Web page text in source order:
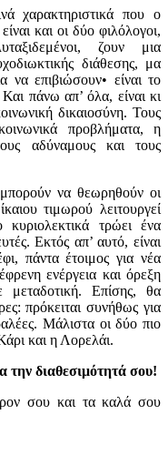
χαρακτηριστικά που ο
και οι δύο φιλόλογοι,
ζουν μια
διάθεσης, μα
να επιβιώσουν• είναι το
πάνω απ’ όλα, είναι κι
δικαιοσύνη. Τους
προβλήματα, η
αδύναμους και τους
να θεωρηθούν οι
τιμωρού λειτουργεί
τρώει ένα
Εκτός απ’ αυτό, είναι
πάντα έτοιμος για νέα
ενέργεια και όρεξη
Επίσης, θα
πρόκειται συνήθως για
Μάλιστα οι δύο πιο
και η Λορελάι.
την διαθεσιμότητά σου!
σου και τα καλά σου